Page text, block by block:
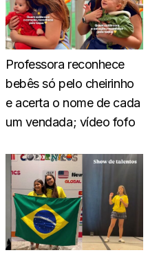
Professora reconhece
bebês só pelo cheirinho
e acerta o nome de cada
um vendada; vídeo fofo